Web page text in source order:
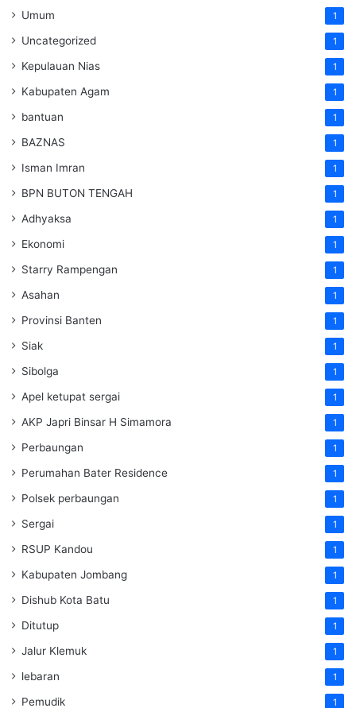
Umum 1
Uncategorized 1
Kepulauan Nias 1
Kabupaten Agam 1
bantuan 1
BAZNAS 1
Isman Imran 1
BPN BUTON TENGAH 1
Adhyaksa 1
Ekonomi 1
Starry Rampengan 1
Asahan 1
Provinsi Banten 1
Siak 1
Sibolga 1
Apel ketupat sergai 1
AKP Japri Binsar H Simamora 1
Perbaungan 1
Perumahan Bater Residence 1
Polsek perbaungan 1
Sergai 1
RSUP Kandou 1
Kabupaten Jombang 1
Dishub Kota Batu 1
Ditutup 1
Jalur Klemuk 1
lebaran 1
Pemudik 1